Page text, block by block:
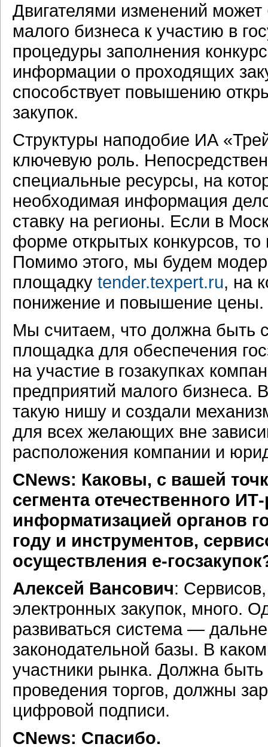
Двигателями изменений может
малого бизнеса к участию в
процедуры заполнения
информации о проходящих
способствует повышению
закупок.
Структуры наподобие ИА
ключевую роль.
специальные ресурсы, на
необходимая информация
ставку на регионы. Если в
форме открытых конкурсов, то
Помимо этого, мы будем
площадку tender.texpert.ru, на
понижение и повышение цены.
Мы считаем, что должна быть
площадка для обеспечения
на участие в гозакупках
предприятий малого
такую нишу и создали
для всех желающих вне
расположения компании и
CNews: Каковы, с вашей
сегмента отечественного
информатизацией органов
году и инструментов,
осуществления е-
Алексей Вансович:
электронных закупок, много.
развиваться система —
законодательной базы. В
участники рынка. Должна
проведения торгов, должны
цифровой подписи.
CNews: Спасибо.